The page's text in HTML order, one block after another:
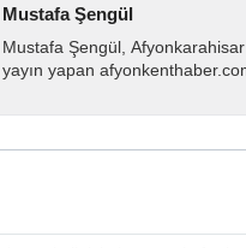
Mustafa Şengül
Mustafa Şengül,
yayın yapan
almakta, haber akışı...